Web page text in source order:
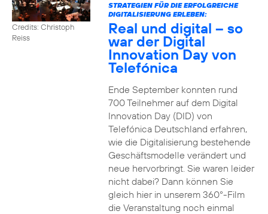
Credits: Christoph
Reiss
STRATEGIEN FÜR DIE ERFOLGREICHE
DIGITALISIERUNG ERLEBEN:
Real und digital – so
war der Digital
Innovation Day von
Telefónica
Ende September konnten rund
700 Teilnehmer auf dem Digital
Innovation Day (DID) von
Telefónica Deutschland erfahren,
wie die Digitalisierung bestehende
Geschäftsmodelle verändert und
neue hervorbringt. Sie waren leider
nicht dabei? Dann können Sie
gleich hier in unserem 360°-Film
die Veranstaltung noch einmal